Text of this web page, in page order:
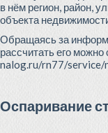
в нём регион, район,
объекта
Обращаясь за
рассчитать его
nalog.ru/rn77/service/
Оспаривание